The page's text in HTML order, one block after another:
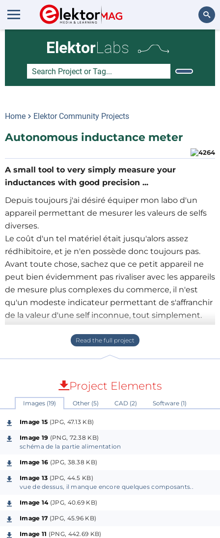
ElektorLabs
Home Elektor Community Projects
Autonomous inductance meter
A small tool to very simply measure your
inductances with good precision ...
Depuis toujours j'ai désiré équiper mon labo d'un
appareil permettant de mesurer les valeurs de selfs
diverses.
Le coût d'un tel matériel était jusqu'alors assez
rédhibitoire, et je n'en possède donc toujours pas.
Avant toute chose, sachez que ce petit appareil ne
peut bien évidemment pas rivaliser avec les appareils
de mesure plus complexes du commerce, il n'est
qu'un modeste indicateur permettant de s'affranchir
de la valeur d'une self inconnue, tout simplement.
J'ai cependant récemment découvert (en 2017) un
) dans lequel est décrite la réalisation DIY (
faites-le vous-même) d'un petit appareil
permettant la mesure de selfs inconnues sur une
plage de quelques dizaines de nH à 10mH environ...
fonctionnant sous Windows qui permet de
l'afficher sur l'écran de votre ordinateur.
Sa démarche m'a vivement intéressé, mais je
Je tiens à le remercier ici pour son partage qui a été
la base de mon étude.
Project Elements
Images (19) Other (5) CAD (2) Software (1)
Image 15 (JPG, 47.13 KB)
Image 19 (PNG, 72.38 KB)
schéma de la partie alimentation
Image 16 (JPG, 38.38 KB)
Image 13 (JPG, 44.5 KB)
vue de dessus, il manque encore quelques composants..
Image 14(JPG, 40.69 KB)
Image 17 (JPG, 45.96 KB)
Image 11 (PNG, 442.69 KB)